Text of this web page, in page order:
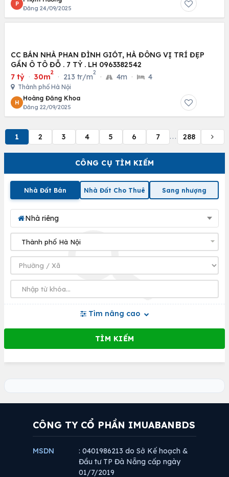
CÔNG CỤ TÌM KIẾM
Nhà Đất Bán Nhà Đất Cho Thuê Sang nhượng
Nhà riêng
Tìm nâng cao
P
Đăng 24/09/2025
CC BÁN NHÀ PHAN ĐÌNH GIÓT, HÀ ĐÔNG VỊ TRÍ ĐẸP
GẦN Ô TÔ ĐỖ . 7 TỶ . LH 0963382542
7 tỷ · 30m
2
· 213 tr/m
2
· 4m · 4
Thành phố Hà Nội
H
Hoàng Đăng Khoa
Đăng 22/09/2025
1 2 3 4 5 6 7 ... 288
CÔNG TY CỔ PHẦN IMUABANBDS
MSDN
: 0401986213 do Sở Kế hoạch &
Đầu tư TP Đà Nẵng cấp ngày
01/7/2019